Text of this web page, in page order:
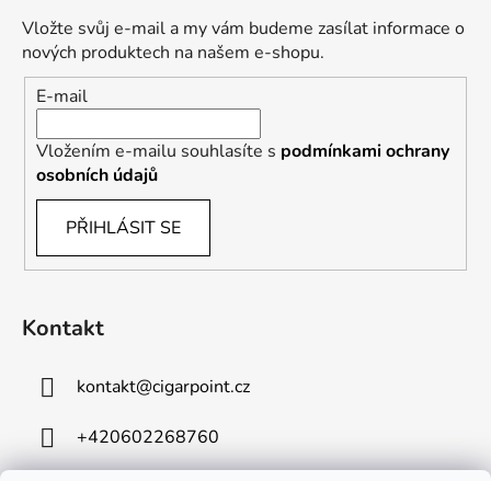
Vložte svůj e-mail a my vám budeme zasílat informace o
nových produktech na našem e-shopu.
E-mail
Vložením e-mailu souhlasíte s podmínkami ochrany
osobních údajů
PŘIHLÁSIT SE
Kontakt
kontakt@cigarpoint.cz
+420602268760